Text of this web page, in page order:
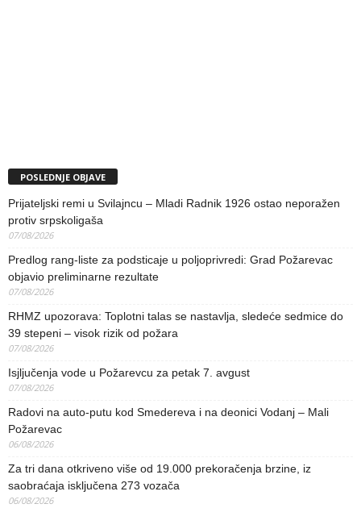
POSLEDNJE OBJAVE
Prijateljski remi u Svilajncu – Mladi Radnik 1926 ostao neporažen
protiv srpskoligaša
07/08/2026
Predlog rang-liste za podsticaje u poljoprivredi: Grad Požarevac
objavio preliminarne rezultate
07/08/2026
RHMZ upozorava: Toplotni talas se nastavlja, sledeće sedmice do
39 stepeni – visok rizik od požara
07/08/2026
Isjljučenja vode u Požarevcu za petak 7. avgust
07/08/2026
Radovi na auto-putu kod Smedereva i na deonici Vodanj – Mali
Požarevac
06/08/2026
Za tri dana otkriveno više od 19.000 prekoračenja brzine, iz
saobraćaja isključena 273 vozača
06/08/2026